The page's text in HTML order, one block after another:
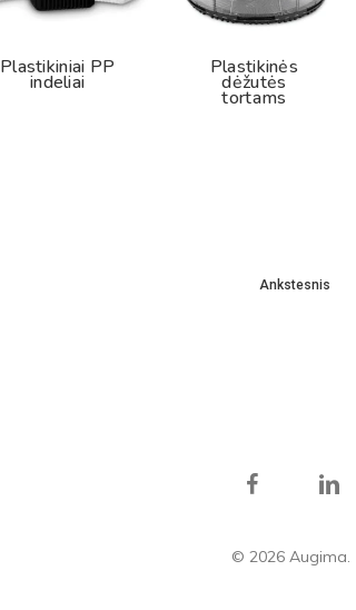
Plastikiniai PP
indeliai
Plastikinės
dėžutės
tortams
Ankstesnis
facebook
© 2026 Augima.